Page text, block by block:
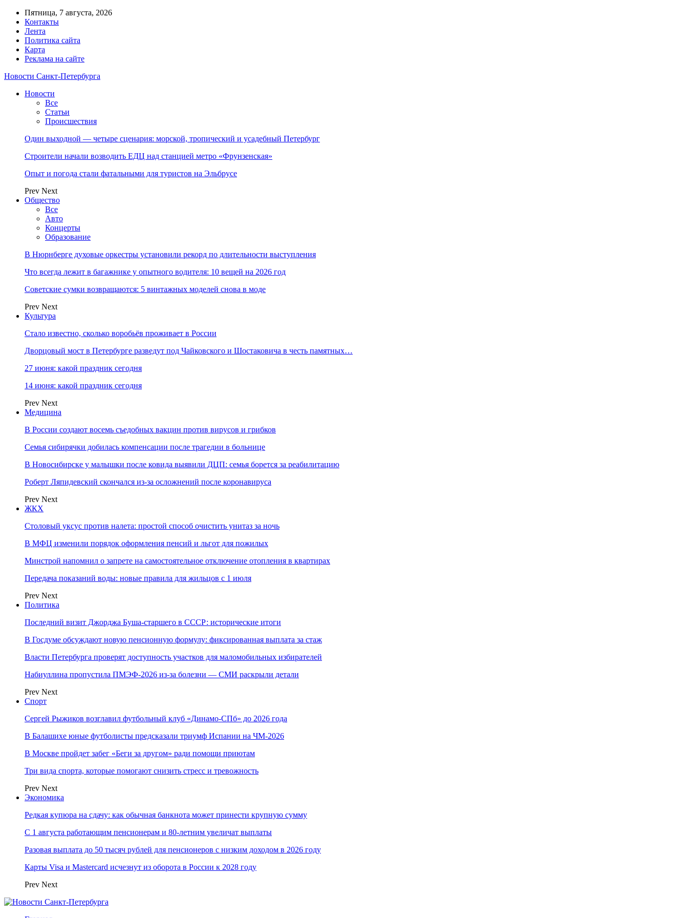
Пятница, 7 августа, 2026
Контакты
Лента
Политика сайта
Карта
Реклама на сайте
Новости Санкт-Петербурга
Новости
Все
Статьи
Происшествия
Один выходной — четыре сценария: морской, тропический и усадебный Петербург
Строители начали возводить ЕДЦ над станцией метро «Фрунзенская»
Опыт и погода стали фатальными для туристов на Эльбрусе
Prev Next
Общество
Все
Авто
Концерты
Образование
В Нюрнберге духовые оркестры установили рекорд по длительности выступления
Что всегда лежит в багажнике у опытного водителя: 10 вещей на 2026 год
Советские сумки возвращаются: 5 винтажных моделей снова в моде
Prev Next
Культура
Стало известно, сколько воробьёв проживает в России
Дворцовый мост в Петербурге разведут под Чайковского и Шостаковича в честь памятных…
27 июня: какой праздник сегодня
14 июня: какой праздник сегодня
Prev Next
Медицина
В России создают восемь съедобных вакцин против вирусов и грибков
Семья сибирячки добилась компенсации после трагедии в больнице
В Новосибирске у малышки после ковида выявили ДЦП: семья борется за реабилитацию
Роберт Ляпидевский скончался из-за осложнений после коронавируса
Prev Next
ЖКХ
Столовый уксус против налета: простой способ очистить унитаз за ночь
В МФЦ изменили порядок оформления пенсий и льгот для пожилых
Минстрой напомнил о запрете на самостоятельное отключение отопления в квартирах
Передача показаний воды: новые правила для жильцов с 1 июля
Prev Next
Политика
Последний визит Джорджа Буша-старшего в СССР: исторические итоги
В Госдуме обсуждают новую пенсионную формулу: фиксированная выплата за стаж
Власти Петербурга проверят доступность участков для маломобильных избирателей
Набиуллина пропустила ПМЭФ-2026 из-за болезни — СМИ раскрыли детали
Prev Next
Спорт
Сергей Рыжиков возглавил футбольный клуб «Динамо-СПб» до 2026 года
В Балашихе юные футболисты предсказали триумф Испании на ЧМ-2026
В Москве пройдет забег «Беги за другом» ради помощи приютам
Три вида спорта, которые помогают снизить стресс и тревожность
Prev Next
Экономика
Редкая купюра на сдачу: как обычная банкнота может принести крупную сумму
С 1 августа работающим пенсионерам и 80-летним увеличат выплаты
Разовая выплата до 50 тысяч рублей для пенсионеров с низким доходом в 2026 году
Карты Visa и Mastercard исчезнут из оборота в России к 2028 году
Prev Next